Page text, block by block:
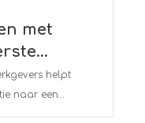
met
helpt
naar een